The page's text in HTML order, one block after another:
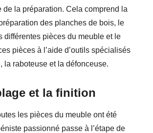
de la préparation. Cela comprend la
des planches de bois, le
différentes pièces du meuble et le
pièces à l’aide d’outils spécialisés
la raboteuse et la défonceuse.
et la finition
les pièces du meuble ont été
passionné passe à l’étape de